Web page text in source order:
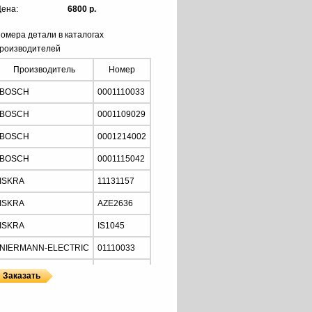
6800 р.
детали в каталогах
Производитель Номер
BOSCH 0001110033
BOSCH 0001109029
BOSCH 0001214002
BOSCH 0001115042
ISKRA 11131157
ISKRA AZE2636
ISKRA IS1045
NIERMANN-ELECTRIC 01110033